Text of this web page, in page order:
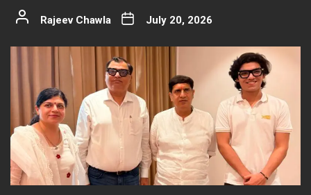
Rajeev Chawla July 20, 2026